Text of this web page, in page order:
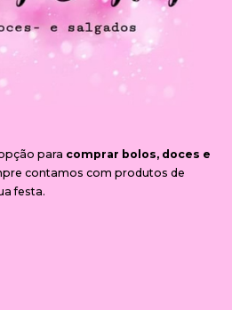
para comprar bolos, doces e
contamos com produtos de
festa.